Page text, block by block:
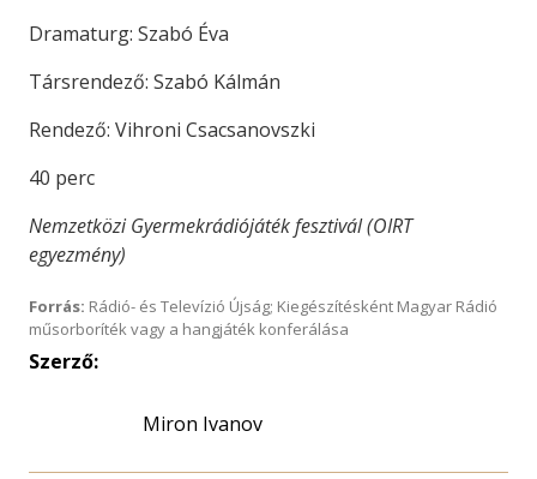
Dramaturg: Szabó Éva
Társrendező: Szabó Kálmán
Rendező: Vihroni Csacsanovszki
40 perc
Nemzetközi Gyermekrádiójáték fesztivál (OIRT
egyezmény)
Forrás: Rádió- és Televízió Újság; Kiegészítésként Magyar Rádió
műsorboríték vagy a hangjáték konferálása
Szerző:
Miron Ivanov